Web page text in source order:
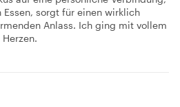
sorgt für einen wirklich
Anlass. Ich ging mit vollem